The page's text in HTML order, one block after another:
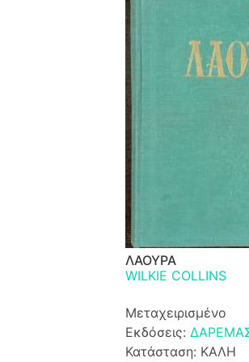
ΛΑΟΥΡΑ
WILKIE COLLINS
Μεταχειρισμένο
Εκδόσεις:
Κατάσταση: ΚΑΛΗ